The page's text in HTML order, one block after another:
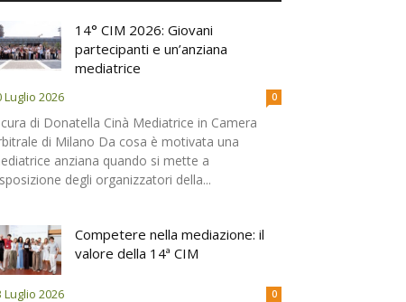
14° CIM 2026: Giovani
partecipanti e un’anziana
mediatrice
Luglio 2026 0
di Donatella Cinà Mediatrice in Camera
di Milano Da cosa è motivata una
anziana quando si mette a
degli organizzatori della...
Competere nella mediazione: il
valore della 14ª CIM
Luglio 2026 0